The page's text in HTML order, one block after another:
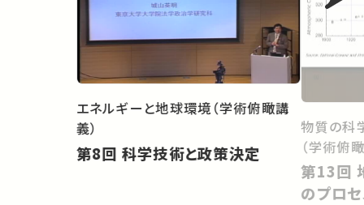
エネルギーと地球環境（学術俯瞰講
義）
第8回 科学技術と政策決定
物質の科
（学術俯
第13回 地球環境を維持するため
のプロ